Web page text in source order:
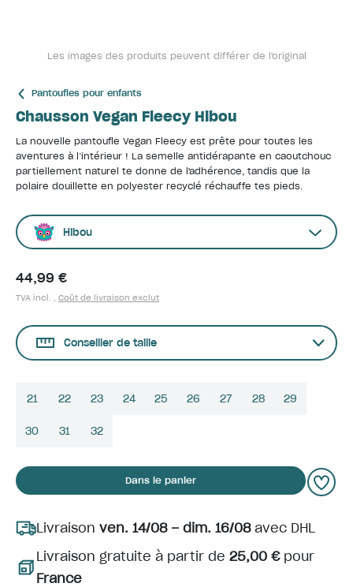
Les images des produits peuvent différer de l'original
Pantoufles pour enfants
Chausson Vegan Fleecy Hibou
La nouvelle pantoufle Vegan Fleecy est prête pour toutes les
aventures à l’intérieur ! La semelle antidérapante en caoutchouc
partiellement naturel te donne de l'adhérence, tandis que la
polaire douillette en polyester recyclé réchauffe tes pieds.
Hibou
44,99 €
TVA incl. , Coût de livraison exclut
Conseiller de taille
21 22 23 24 25 26 27 28 29
30 31 32
Dans le panier
Livraison ven. 14/08 – dim. 16/08avec DHL
Livraison gratuite à partir de 25,00 €pour
France